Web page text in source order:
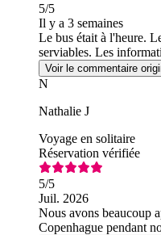
5/5
Il y a 3 semaines
Le bus était à l'heure.
serviables. Les
Voir le commentaire
N
Nathalie J
Voyage en solitaire
Réservation vérifiée
5/5
Juil. 2026
Nous avons beaucoup
Copenhague pendant